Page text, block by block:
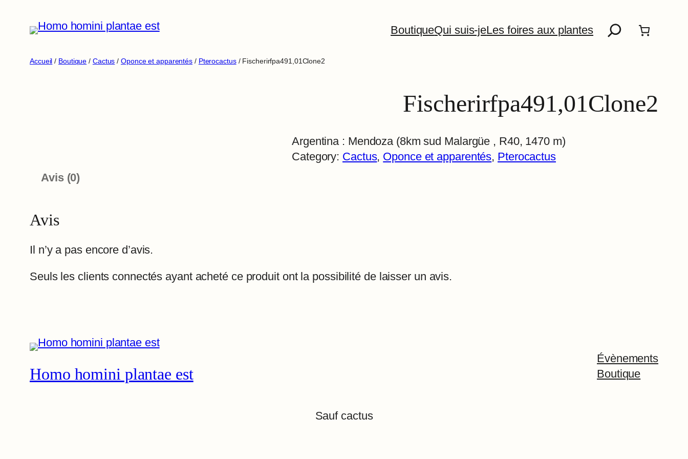
BoutiqueQui suis-jeLes foires aux plantes
Recherche
Accueil / Boutique / Cactus /Oponce et apparentés / Pterocactus/ Fischerirfpa491,01Clone2
Fischerirfpa491,01Clone2
Argentina : Mendoza (8km sud Malargüe , R40, 1470 m)
Category: Cactus, Oponce et apparentés, Pterocactus
Avis (0)
Avis
Il n’y a pas encore d’avis.
Seuls les clients connectés ayant acheté ce produit ont la possibilité de laisser un avis.
Homo homini plantae est
Évènements
Boutique
Sauf cactus